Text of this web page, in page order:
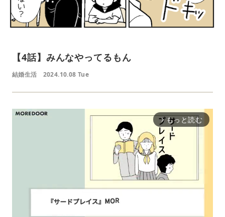
【4話】みんなやってるもん
結婚生活 2024.10.08 Tue
arrow_forward_ios もっと読む